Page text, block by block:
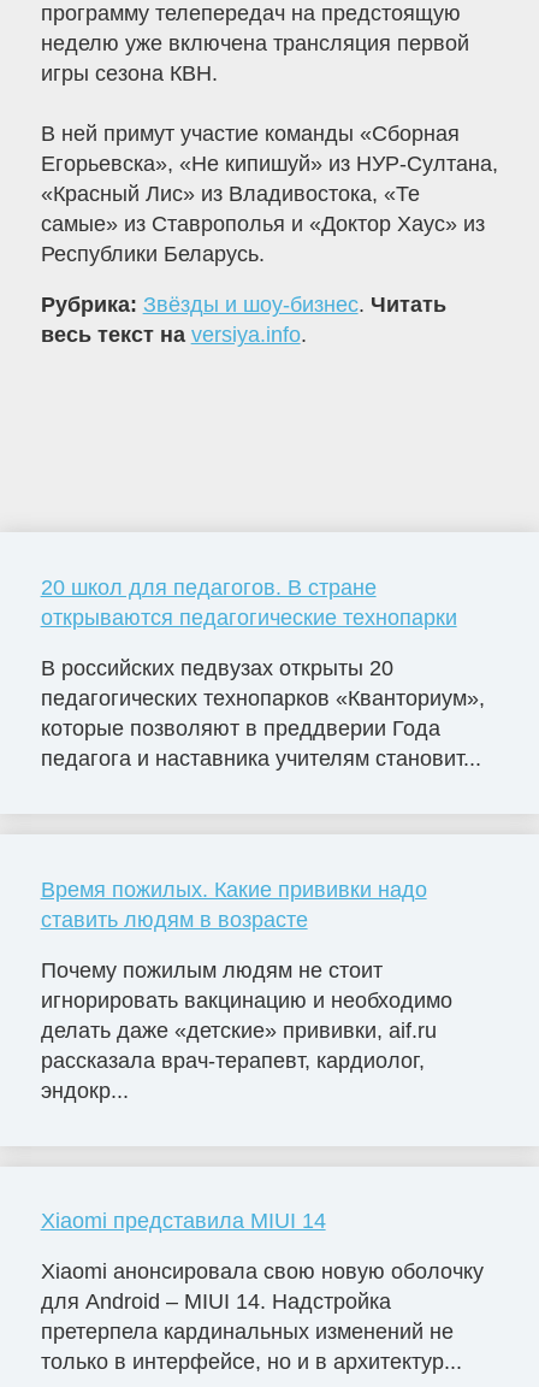
программу телепередач на предстоящую
неделю уже включена трансляция первой
игры сезона КВН.
В ней примут участие команды «Сборная
Егорьевска», «Не кипишуй» из НУР-Султана,
«Красный Лис» из Владивостока, «Те
самые» из Ставрополья и «Доктор Хаус» из
Республики Беларусь.
Рубрика: Звёзды и шоу-бизнес. Читать
весь текст на versiya.info.
20 школ для педагогов. В стране
открываются педагогические технопарки
В российских педвузах открыты 20
педагогических технопарков «Кванториум»,
которые позволяют в преддверии Года
педагога и наставника учителям становит...
Время пожилых. Какие прививки надо
ставить людям в возрасте
Почему пожилым людям не стоит
игнорировать вакцинацию и необходимо
делать даже «детские» прививки, aif.ru
рассказала врач-терапевт, кардиолог,
эндокр...
Xiaomi представила MIUI 14
Xiaomi анонсировала свою новую оболочку
для Android – MIUI 14. Надстройка
претерпела кардинальных изменений не
только в интерфейсе, но и в архитектур...